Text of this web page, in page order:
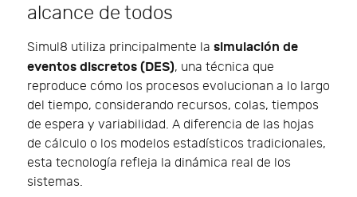
alcance de todos
Simul8 utiliza principalmente la simulación de
eventos discretos (DES), una técnica que
reproduce cómo los procesos evolucionan a lo largo
del tiempo, considerando recursos, colas, tiempos
de espera y variabilidad. A diferencia de las hojas
de cálculo o los modelos estadísticos tradicionales,
esta tecnología refleja la dinámica real de los
sistemas.